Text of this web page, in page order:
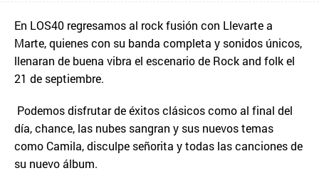
En LOS40 regresamos al rock fusión con Llevarte a
Marte, quienes con su banda completa y sonidos únicos,
llenaran de buena vibra el escenario de Rock and folk el
21 de septiembre.
Podemos disfrutar de éxitos clásicos como al final del
día, chance, las nubes sangran y sus nuevos temas
como Camila, disculpe señorita y todas las canciones de
su nuevo álbum.